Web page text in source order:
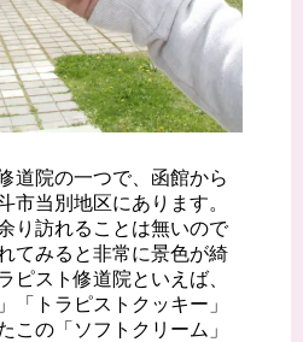
道院の一つで、函館から
市当別地区にあります。
り訪れることは無いので
てみると非常に景色が綺
ピスト修道院といえば、
「トラピストクッキー」
この「ソフトクリーム」